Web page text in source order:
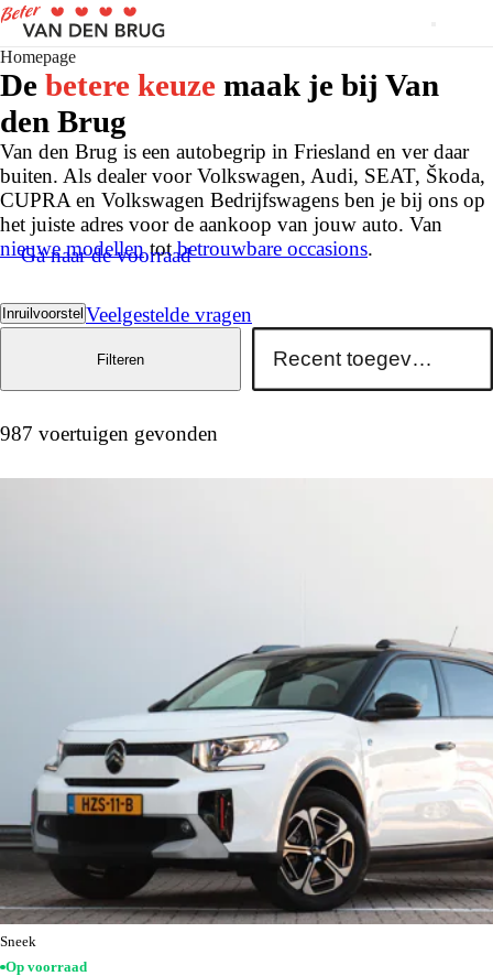
Homepage
De betere keuze maak je bij Van
den Brug
Van den Brug is een autobegrip in Friesland en ver daar
buiten. Als dealer voor Volkswagen, Audi, SEAT, Škoda,
CUPRA en Volkswagen Bedrijfswagens ben je bij ons op
het juiste adres voor de aankoop van jouw auto. Van
nieuwe modellentotbetrouwbare occasions.
Inruilvoorstel Veelgestelde vragen
Ga naar de voorraad
987 voertuigen gevonden
Filteren
Sneek
Op voorraad